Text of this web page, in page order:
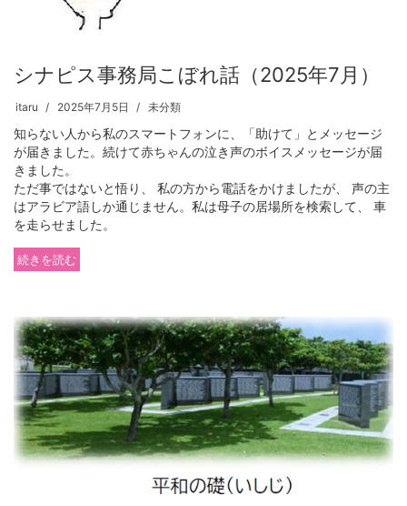
シナピス事務局こぼれ話（2025年7月）
itaru 2025年7月5日 未分類
知らない人から私のスマートフォンに、「助けて」とメッセージ
が届きました。続けて赤ちゃんの泣き声のボイスメッセージが届
きました。
ただ事ではないと悟り、 私の方から電話をかけましたが、 声の主
はアラビア語しか通じません。私は母子の居場所を検索して、 車
を走らせました。
続きを読む